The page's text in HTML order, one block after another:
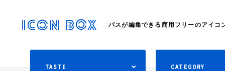
パスが編集できる商用フリーのアイコ
TASTE CATEGORY